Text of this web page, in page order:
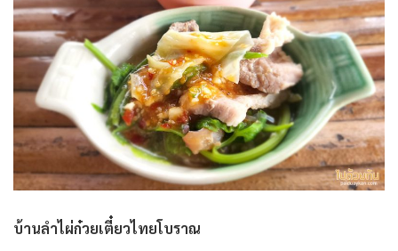
บ้านลำไผ่ก๋วยเตี๋ยวไทยโบราณ